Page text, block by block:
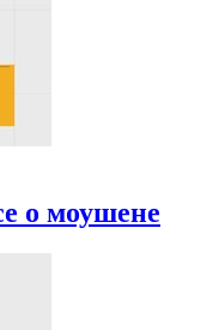
о моушене